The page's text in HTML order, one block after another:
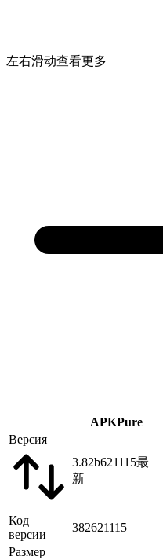
左右滑动查看更多
APKPure
Версия
3.82b621115最
新
Код
версии
382621115
Размер